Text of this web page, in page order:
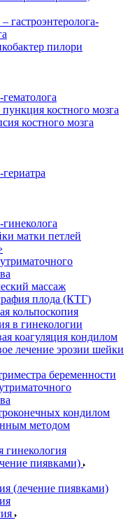
гастроэнтеролога-
пилори
костного мозга
костного мозга
матки петлей
массаж
плода (КТГ)
кольпоскопия
в гинекологии
коагуляция кондилом
лечение эрозии шейки
беременности
кондилом
методом
гинекология
пиявками)
(лечение пиявками)